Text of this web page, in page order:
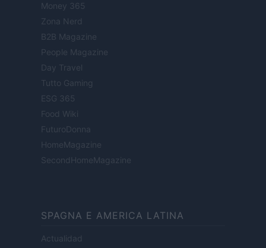
Money 365
Zona Nerd
B2B Magazine
People Magazine
Day Travel
Tutto Gaming
ESG 365
Food Wiki
FuturoDonna
HomeMagazine
SecondHomeMagazine
SPAGNA E AMERICA LATINA
Actualidad